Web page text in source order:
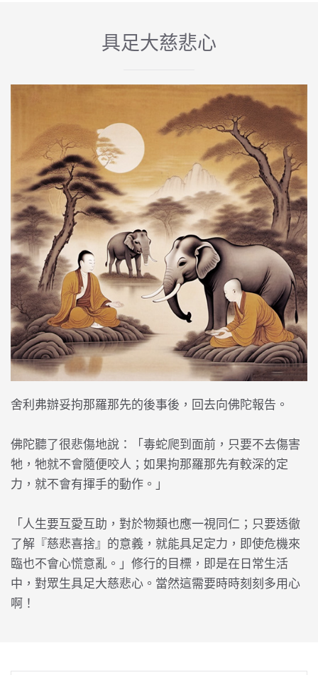
具足大慈悲心
舍利弗辦妥拘那羅那先的後事後，回去向佛陀報告。
佛陀聽了很悲傷地說：「毒蛇爬到面前，只要不去傷害
牠，牠就不會隨便咬人；如果拘那羅那先有較深的定
力，就不會有揮手的動作。」
「人生要互愛互助，對於物類也應一視同仁；只要透徹
了解『慈悲喜捨』的意義，就能具足定力，即使危機來
臨也不會心慌意亂。」修行的目標，即是在日常生活
中，對眾生具足大慈悲心。當然這需要時時刻刻多用心
啊！